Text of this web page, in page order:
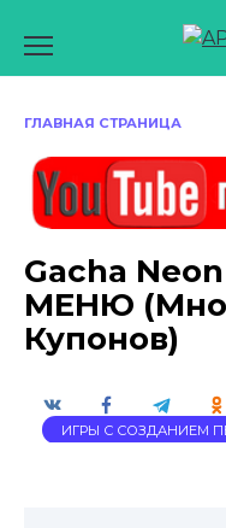
содержанию
ГЛАВНАЯ СТРАНИЦА
Gacha
МЕНЮ
Купонов)
ИГРЫ С СОЗДАНИЕМ